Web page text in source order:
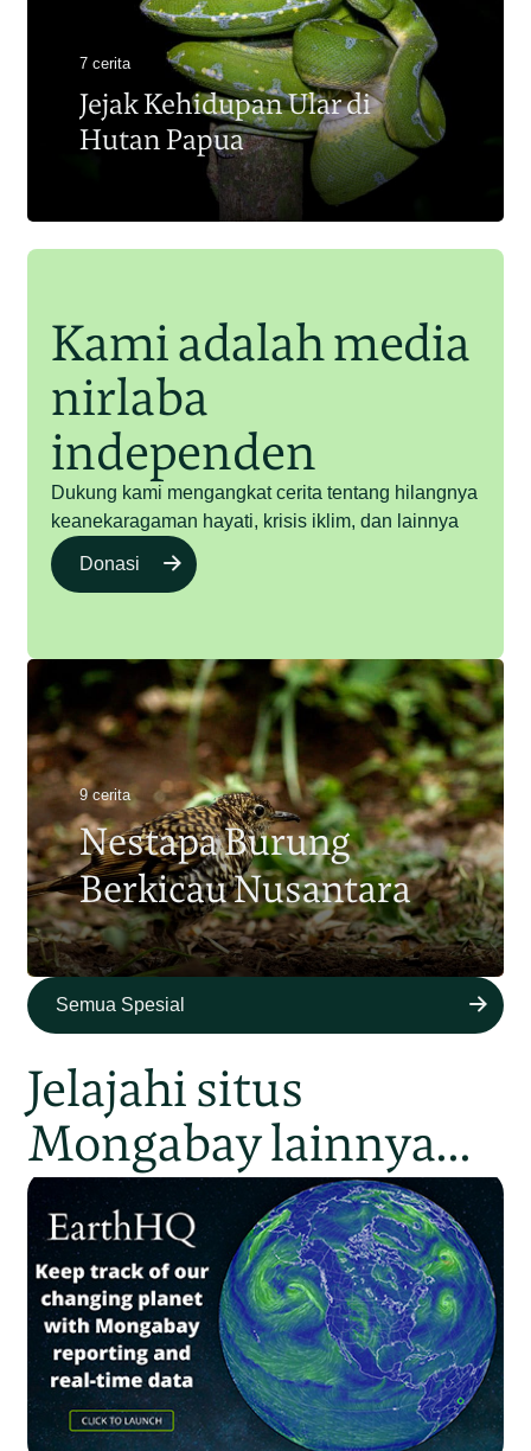
Jejak Kehidupan Ular di
Hutan Papua
7 cerita
Kami adalah media
nirlaba
independen
Dukung kami mengangkat cerita tentang hilangnya
keanekaragaman hayati, krisis iklim, dan lainnya
Donasi
Nestapa Burung
Berkicau Nusantara
9 cerita
Semua Spesial
Jelajahi situs
Mongabay lainnya...